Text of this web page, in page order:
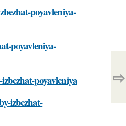
poyavleniya-
poyavleniya-
poyavleniya
izbezhat-
⇨